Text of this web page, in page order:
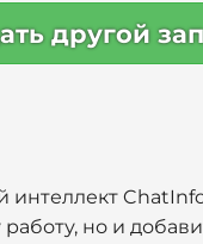
другой
интеллект
но и